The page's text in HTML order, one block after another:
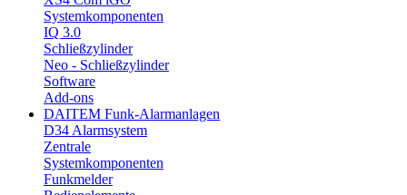
Systemkomponenten
IQ 3.0
Schließzylinder
Neo - Schließzylinder
Software
Add-ons
DAITEM Funk-Alarmanlagen
D34 Alarmsystem
Zentrale
Systemkomponenten
Funkmelder